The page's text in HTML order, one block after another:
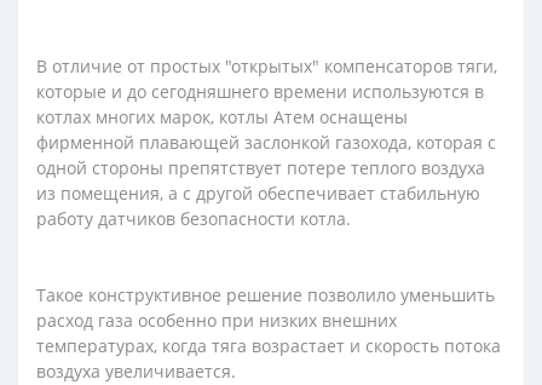
В отличие от простых "открытых" компенсаторов тяги,
которые и до сегодняшнего времени используются в
котлах многих марок, котлы Атем оснащены
фирменной плавающей заслонкой газохода, которая с
одной стороны препятствует потере теплого воздуха
из помещения, а с другой обеспечивает стабильную
работу датчиков безопасности котла.
Такое конструктивное решение позволило уменьшить
расход газа особенно при низких внешних
температурах, когда тяга возрастает и скорость потока
воздуха увеличивается.